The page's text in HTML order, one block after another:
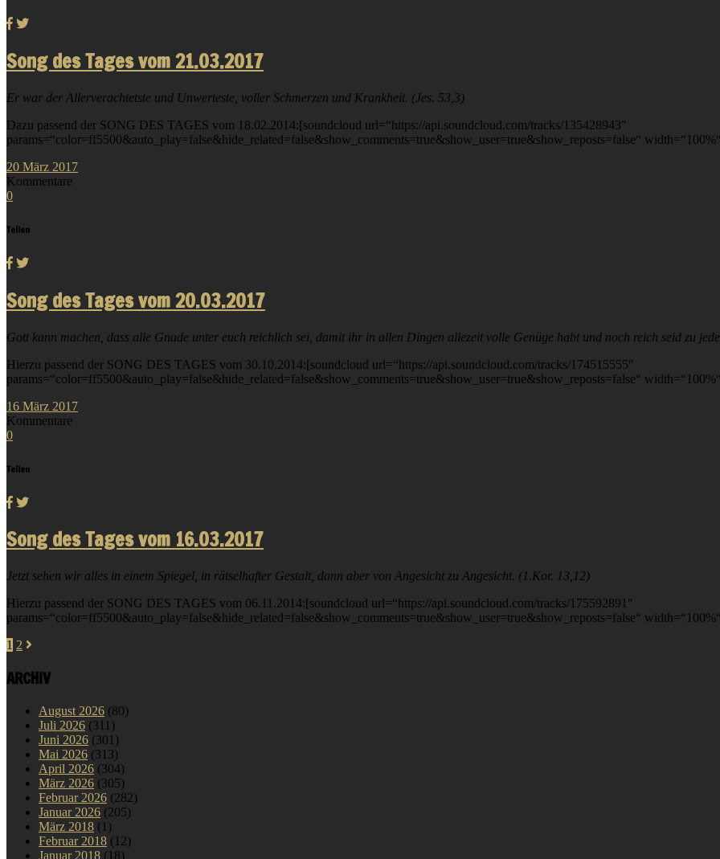
Song des Tages vom 21.03.2017
Er war der Allerverachtetste und Unwerteste, voller Schmerzen und Krankheit. (Jes. 53,3)
Dazu passend der SONG DES TAGES vom 18.02.2014:[soundcloud url=“https://api.soundcloud.com/tracks/135428943″
params=“color=ff5500&auto_play=false&hide_related=false&show_comments=true&show_user=true&show_reposts=false“
20 März 2017
Kommentare
0
Teilen
Song des Tages vom 20.03.2017
Gott kann machen, dass alle Gnade unter euch reichlich sei, damit ihr in allen Dingen allezeit volle Genüge habt und noch reich seid zu
Hierzu passend der SONG DES TAGES vom 30.10.2014:[soundcloud url=“https://api.soundcloud.com/tracks/174515555″
params=“color=ff5500&auto_play=false&hide_related=false&show_comments=true&show_user=true&show_reposts=false“
16 März 2017
Kommentare
0
Teilen
Song des Tages vom 16.03.2017
Jetzt sehen wir alles in einem Spiegel, in rätselhafter Gestalt, dann aber von Angesicht zu Angesicht. (1.Kor. 13,12)
Hierzu passend der SONG DES TAGES vom 06.11.2014:[soundcloud url=“https://api.soundcloud.com/tracks/175592891″
params=“color=ff5500&auto_play=false&hide_related=false&show_comments=true&show_user=true&show_reposts=false“
1 2
ARCHIV
August 2026 (80)
Juli 2026 (311)
Juni 2026 (301)
Mai 2026 (313)
April 2026 (304)
März 2026 (305)
Februar 2026 (282)
Januar 2026 (205)
März 2018 (1)
Februar 2018 (12)
Januar 2018 (18)